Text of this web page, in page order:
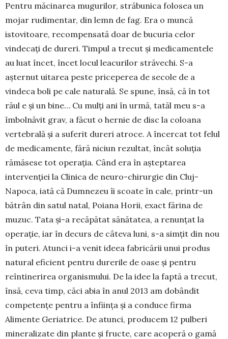
Pentru măcinarea mugurilor, străbunica folosea un
mojar rudimentar, din lemn de fag. Era o muncă
istovitoare, recompensată doar de bucuria celor
vindecați de dureri. Timpul a trecut și medicamentele
au luat încet, încet locul leacurilor străvechi. S-a
așternut uitarea peste priceperea de secole de a
vindeca boli pe cale naturală. Se spune, însă, că în tot
răul e și un bine… Cu mulți ani în urmă, tatăl meu s-a
îmbolnăvit grav, a făcut o hernie de disc la coloana
vertebrală și a suferit dureri atroce. A încercat tot felul
de medicamente, fără niciun rezultat, încât soluția
rămăsese tot operația. Când era în așteptarea
intervenției la Clinica de neuro-chirurgie din Cluj-
Napoca, iată că Dumnezeu îi scoate în cale, printr-un
bătrân din satul natal, Poiana Horii, exact fărina de
muzuc. Tata și-a recăpătat sănătatea, a renunțat la
operație, iar în decurs de câteva luni, s-a simțit din nou
în puteri. Atunci i-a venit ideea fabricării unui produs
natural eficient pentru durerile de oase și pentru
reîntinerirea organismului. De la idee la faptă a trecut,
însă, ceva timp, căci abia în anul 2013 am dobândit
competențe pentru a înființa și a conduce firma
Alimente Geriatrice. De atunci, producem 12 pulberi
mineralizate din plante și fructe, care acoperă o gamă